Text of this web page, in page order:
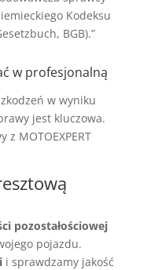
Kodeksu
BGB).”
w profesjonalną
w wyniku
jest kluczowa.
MOTOEXPERT
pozostałościowej
pojazdu.
i sprawdzamy jakość